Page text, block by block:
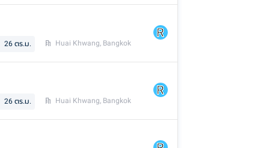
26 ตร.ม. Huai Khwang, Bangkok
26 ตร.ม. Huai Khwang, Bangkok